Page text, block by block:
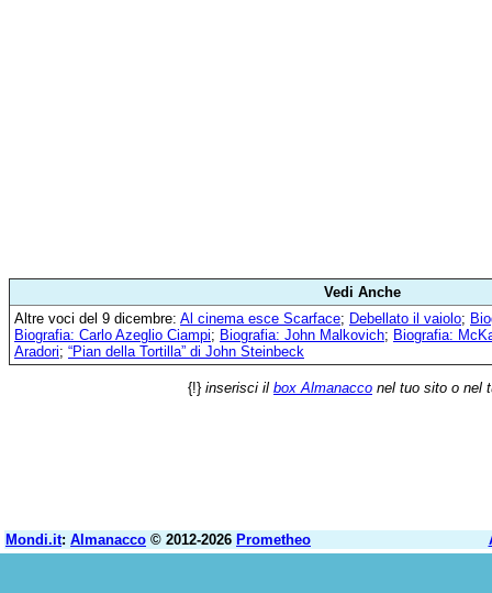
Vedi Anche
Altre voci del 9 dicembre: Al cinema esce Scarface; Debellato il vaiolo;
Biografia: Carlo Azeglio Ciampi; Biografia: John Malkovich; Biografia:
Aradori; “Pian della Tortilla” di John Steinbeck
{!} inserisci il box Almanacco nel tuo sito o nel
Mondi.it: Almanacco © 2012-2026 Prometheo